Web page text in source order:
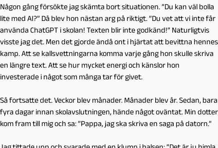
Någon gång försökte jag skämta bort situationen. ”Du kan väl bolla
lite med AI?” Då blev hon nästan arg på riktigt. ”Du vet att vi inte får
använda ChatGPT i skolan! Texten blir inte godkänd!” Naturligtvis
visste jag det. Men det gjorde ändå ont i hjärtat att bevittna hennes
kamp. Att se kallsvettningarna komma varje gång hon skulle skriva
en längre text. Att se hur mycket energi och känslor hon
investerade i något som många tar för givet.
Så fortsatte det. Veckor blev månader. Månader blev år. Sedan, bara
fyra dagar innan skolavslutningen, hände något oväntat. Min dotter
kom fram till mig och sa: ”Pappa, jag ska skriva en saga på datorn.”